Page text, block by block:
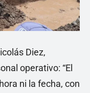
Diez,
operativo: “El
ni la fecha, con